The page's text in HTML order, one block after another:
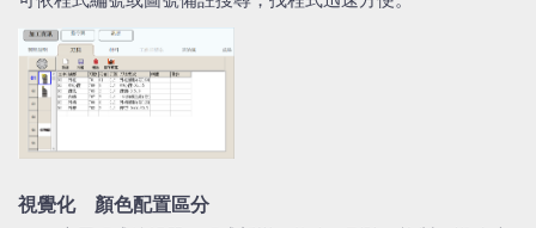
視覺化 顏色配置區分